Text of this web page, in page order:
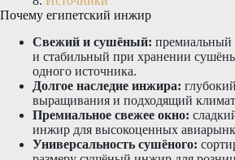
Почему египетский инжир
Свежий и сушёный:
и стабильный при хранении
одного источника.
Долгое наследие инжира:
выращивания и подходящий
Премиальное свежее окно:
инжир для высокоценных
Универсальность сушёного: